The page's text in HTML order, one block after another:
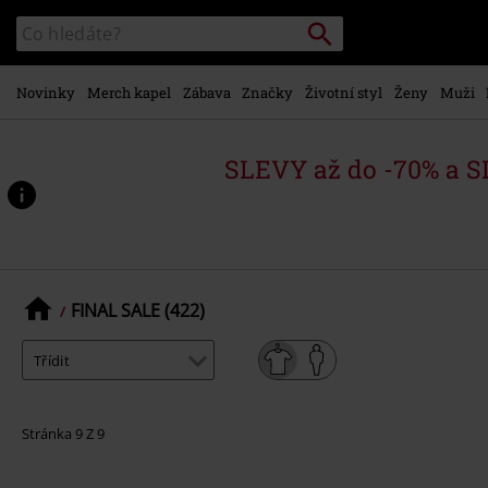
hlavnímu
obsahu
Katalog
vyhledávání
Vyhledávání
Novinky Merch kapel Zábava Značky Životní styl Ženy Muži
SLEVY až do -70% a
FINAL SALE (422)
Stránka 9 Z 9